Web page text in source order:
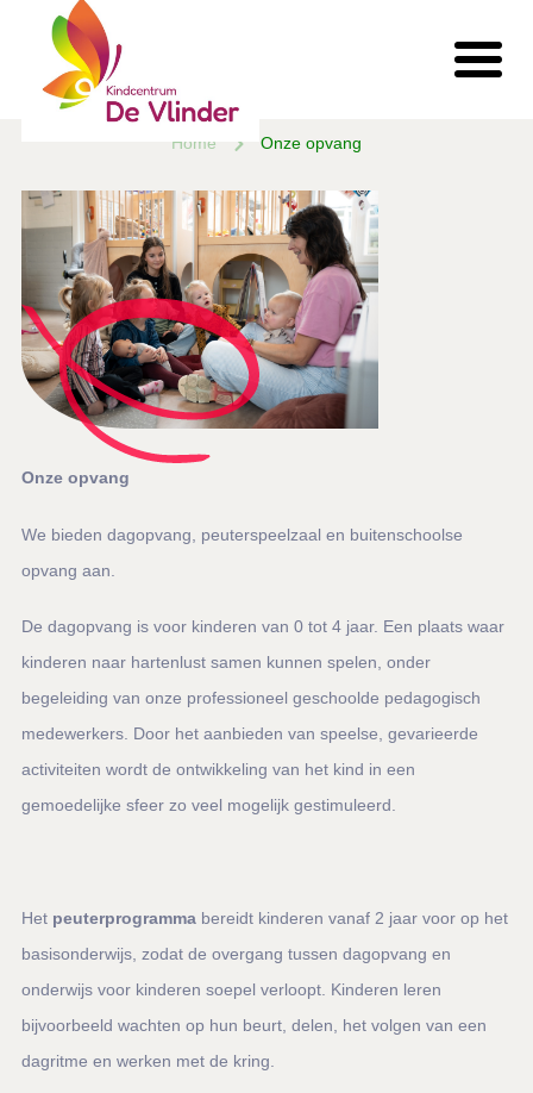
Home Onze opvang
Onze opvang
We bieden dagopvang, peuterspeelzaal en buitenschoolse
opvang aan.
De dagopvang is voor kinderen van 0 tot 4 jaar. Een plaats waar
kinderen naar hartenlust samen kunnen spelen, onder
begeleiding van onze professioneel geschoolde pedagogisch
medewerkers. Door het aanbieden van speelse, gevarieerde
activiteiten wordt de ontwikkeling van het kind in een
gemoedelijke sfeer zo veel mogelijk gestimuleerd.
Het peuterprogrammabereidt kinderen vanaf 2 jaar voor op het
basisonderwijs, zodat de overgang tussen dagopvang en
onderwijs voor kinderen soepel verloopt. Kinderen leren
bijvoorbeeld wachten op hun beurt, delen, het volgen van een
dagritme en werken met de kring.